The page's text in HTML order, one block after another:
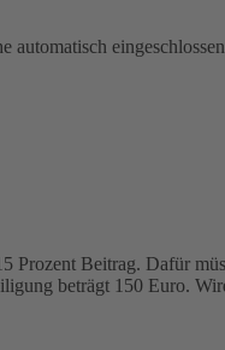
Prozent Beitrag. Dafür
beträgt 150 Euro.